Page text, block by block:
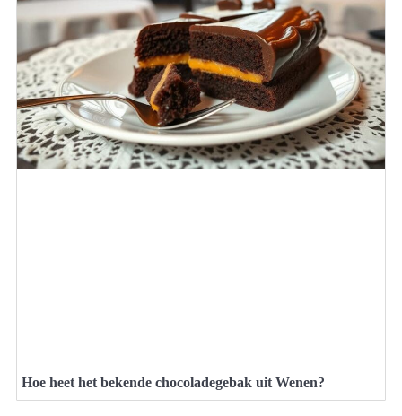
Hoe heet het bekende chocoladegebak uit Wenen?